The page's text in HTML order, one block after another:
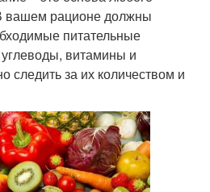
вашем рационе должны
питательные
витамины и
за их количеством и